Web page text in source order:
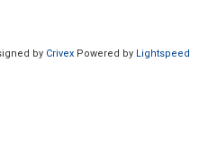
by Crivex Powered by Lightspeed